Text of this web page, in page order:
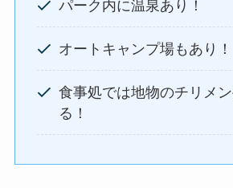
パーク内に温泉あり！
オートキャンプ場もあり！
食事処では地物のチリメン
る！